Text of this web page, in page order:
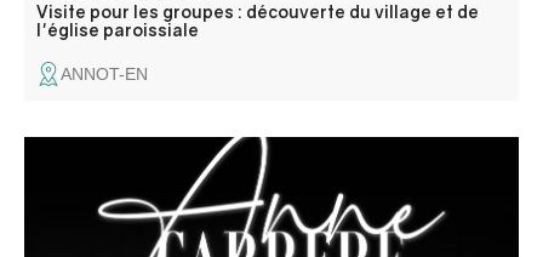
Visite pour les groupes : découverte du village et de
l'église paroissiale
ANNOT-EN
Récital de chanson française par un duo en osmose :
l’accordéon de Guy Giuliano est la voix de la musique,
ponctuée par la voix d’Anne Carrere qui pose sa mélodie.